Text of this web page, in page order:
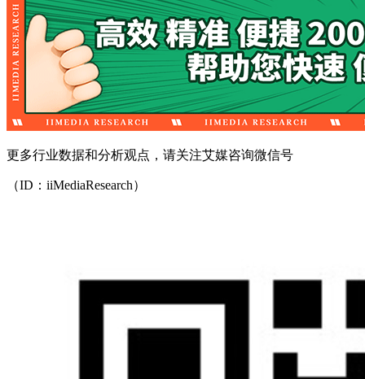
更多行业数据和分析观点，请关注艾媒咨询微信号
（ID：iiMediaResearch）